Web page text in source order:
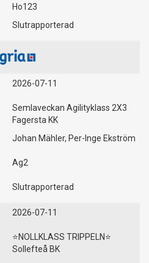
Ho123
Slutrapporterad
2026-07-11
Semlaveckan Agilityklass 2X3
Fagersta KK
Johan Mähler, Per-Inge Ekström
Ag2
Slutrapporterad
2026-07-11
⭐️NOLLKLASS TRIPPELN⭐️
Sollefteå BK